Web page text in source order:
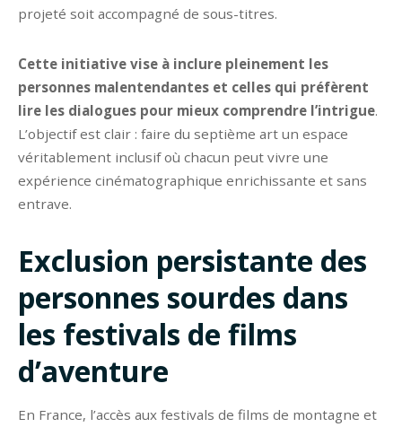
projeté soit accompagné de sous-titres.
Cette initiative vise à inclure pleinement les
personnes malentendantes et celles qui préfèrent
lire les dialogues pour mieux comprendre l’intrigue.
L’objectif est clair : faire du septième art un espace
véritablement inclusif où chacun peut vivre une
expérience cinématographique enrichissante et sans
entrave.
Exclusion persistante des
personnes sourdes dans
les festivals de films
d’aventure
En France, l’accès aux festivals de films de montagne et